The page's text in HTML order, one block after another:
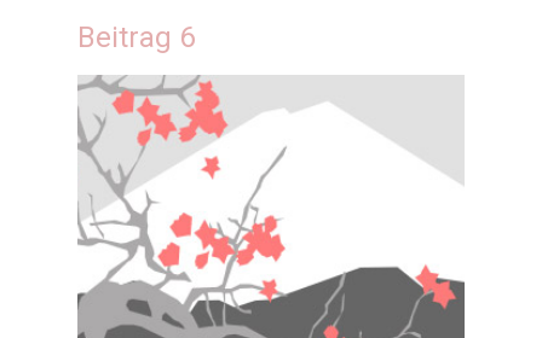
Beitrag 6